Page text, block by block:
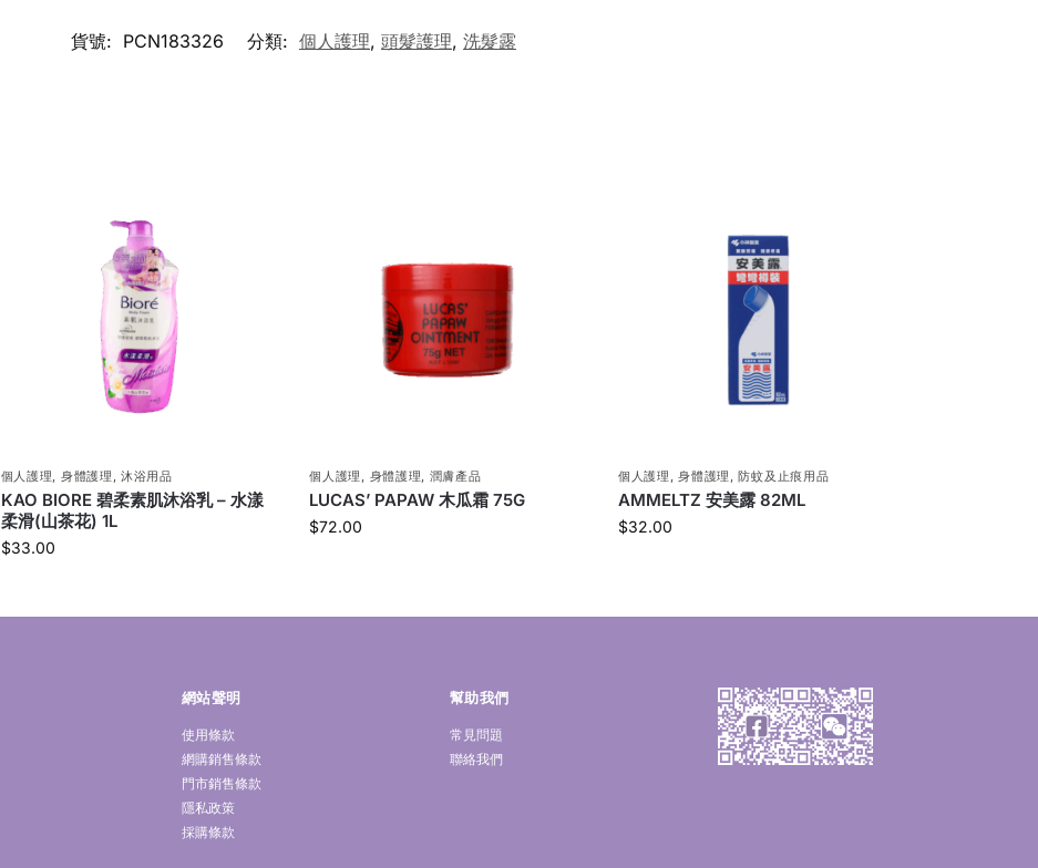
貨號: PCN183326 分類: 個人護理, 頭髮護理, 洗髮露
個人護理 身體護理 ,沐浴用品
KAO BIORE 碧柔素肌沐浴乳 – 水漾
柔滑(山茶花) 1L
$33.00
個人護理 身體護理 潤膚產品
LUCAS’ PAPAW 木瓜霜 75G
$72.00
個人護理 ,身體護理 ,防蚊及止痕用品
AMMELTZ 安美露 82ML
$32.00
網站聲明
使用條款
網購銷售條款
門市銷售條款
隱私政策
採購條款
幫助我們
常見問題
聯絡我們